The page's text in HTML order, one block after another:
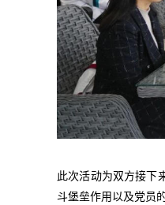
此次活动为双方接下
斗堡垒作用以及党员